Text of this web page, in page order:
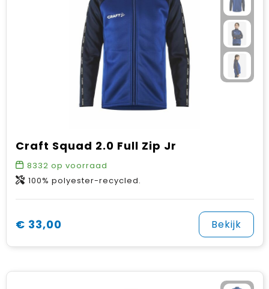
Craft Squad 2.0 Full Zip Jr
8332 op voorraad
100% polyester-recycled.
€ 33,00 Bekijk